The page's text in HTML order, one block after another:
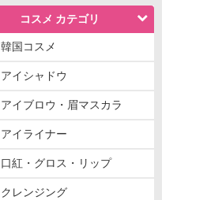
コスメ カテゴリ
韓国コスメ
アイシャドウ
アイブロウ・眉マスカラ
アイライナー
口紅・グロス・リップ
クレンジング